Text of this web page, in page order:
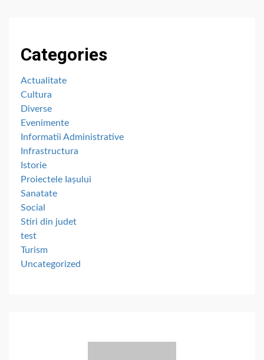
Categories
Actualitate
Cultura
Diverse
Evenimente
Informatii Administrative
Infrastructura
Istorie
Proiectele Iașului
Sanatate
Social
Stiri din judet
test
Turism
Uncategorized